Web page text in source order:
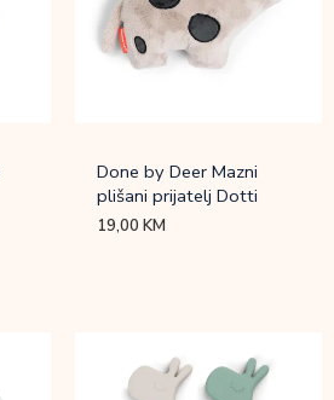
Done by Deer Mazni
plišani prijatelj Dotti
19,00KM